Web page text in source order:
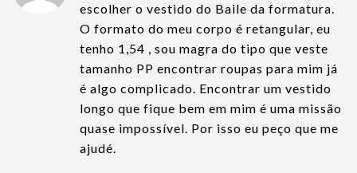
escolher o vestido do Baile da formatura.
O formato do meu corpo é retangular, eu
tenho 1,54 , sou magra do tipo que veste
tamanho PP encontrar roupas para mim já
é algo complicado. Encontrar um vestido
longo que fique bem em mim é uma missão
quase impossível. Por isso eu peço que me
ajudé.